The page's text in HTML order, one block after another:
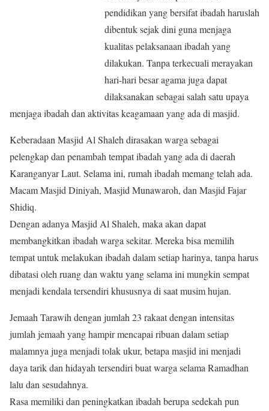
pendidikan yang bersifat ibadah haruslah
dibentuk sejak dini guna menjaga
kualitas pelaksanaan ibadah yang
dilakukan. Tanpa terkecuali merayakan
hari-hari besar agama juga dapat
dilaksanakan sebagai salah satu upaya
menjaga ibadah dan aktivitas keagamaan yang ada di masjid.
Keberadaan Masjid Al Shaleh dirasakan warga sebagai
pelengkap dan penambah tempat ibadah yang ada di daerah
Karanganyar Laut. Selama ini, rumah ibadah memang telah ada.
Macam Masjid Diniyah, Masjid Munawaroh, dan Masjid Fajar
Shidiq.
Dengan adanya Masjid Al Shaleh, maka akan dapat
membangkitkan ibadah warga sekitar. Mereka bisa memilih
tempat untuk melakukan ibadah dalam setiap harinya, tanpa harus
dibatasi oleh ruang dan waktu yang selama ini mungkin sempat
menjadi kendala tersendiri khususnya di saat musim hujan.
Jemaah Tarawih dengan jumlah 23 rakaat dengan intensitas
jumlah jemaah yang hampir mencapai ribuan dalam setiap
malamnya juga menjadi tolak ukur, betapa masjid ini menjadi
daya tarik dan hidayah tersendiri buat warga selama Ramadhan
lalu dan sesudahnya.
Rasa memiliki dan peningkatkan ibadah berupa sedekah pun